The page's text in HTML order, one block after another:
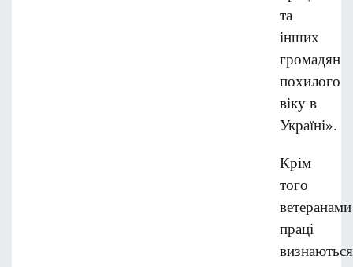
та
інших
громадян
похилого
віку в
Україні».
Крім
того
ветеранами
праці